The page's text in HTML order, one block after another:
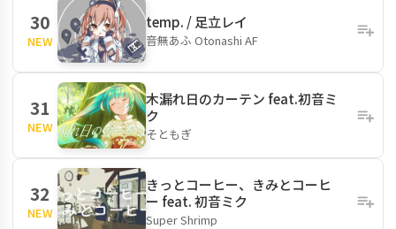
30
NEW
temp. / 足立レイ
音無あふ Otonashi AF
31
NEW
木漏れ日のカーテン feat.初音ミ
ク
そともぎ
32
NEW
きっとコーヒー、きみとコーヒ
ー feat. 初音ミク
Super Shrimp